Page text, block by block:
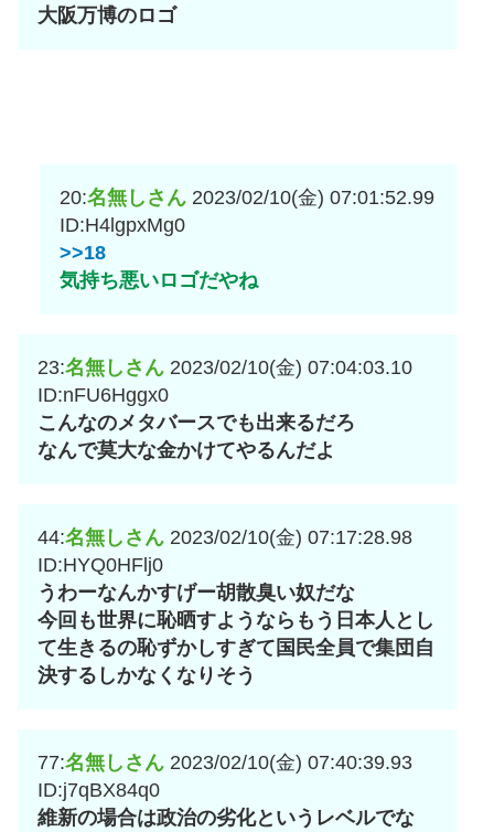
大阪万博のロゴ
20:名無しさん 2023/02/10(金) 07:01:52.99
ID:H4lgpxMg0
>>18
気持ち悪いロゴだやね
23:名無しさん 2023/02/10(金) 07:04:03.10
ID:nFU6Hggx0
こんなのメタバースでも出来るだろ
なんで莫大な金かけてやるんだよ
44:名無しさん 2023/02/10(金) 07:17:28.98
ID:HYQ0HFlj0
うわーなんかすげー胡散臭い奴だな
今回も世界に恥晒すようならもう日本人とし
て生きるの恥ずかしすぎて国民全員で集団自
決するしかなくなりそう
77:名無しさん 2023/02/10(金) 07:40:39.93
ID:j7qBX84q0
維新の場合は政治の劣化というレベルでな